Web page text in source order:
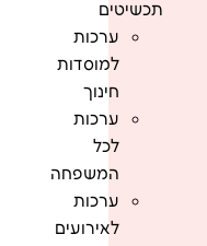
תכשיטים
ערכות
למוסדות
חינוך
ערכות
לכל
המשפחה
ערכות
לאירועים